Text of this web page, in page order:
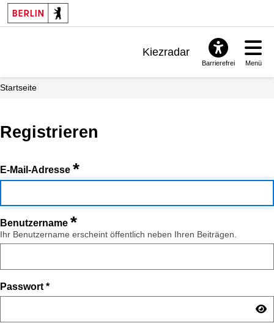
Kiezradar
Barrierefrei Menü
Startseite
Registrieren
E-Mail-Adresse *
Benutzername *
Ihr Benutzername erscheint öffentlich neben Ihren Beiträgen.
Passwort *